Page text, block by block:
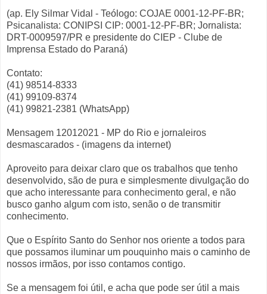
(ap. Ely Silmar Vidal - Teólogo: COJAE 0001-12-PF-BR;
Psicanalista: CONIPSI CIP: 0001-12-PF-BR; Jornalista:
DRT-0009597/PR e presidente do CIEP - Clube de
Imprensa Estado do Paraná)
Contato:
(41) 98514-8333
(41) 99109-8374
(41) 99821-2381 (WhatsApp)
Mensagem 12012021 - MP do Rio e jornaleiros
desmascarados - (imagens da internet)
Aproveito para deixar claro que os trabalhos que tenho
desenvolvido, são de pura e simplesmente divulgação do
que acho interessante para conhecimento geral, e não
busco ganho algum com isto, senão o de transmitir
conhecimento.
Que o Espírito Santo do Senhor nos oriente a todos para
que possamos iluminar um pouquinho mais o caminho de
nossos irmãos, por isso contamos contigo.
Se a mensagem foi útil, e acha que pode ser útil a mais